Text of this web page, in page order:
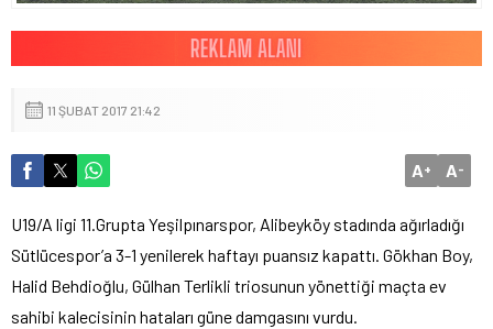
11 ŞUBAT 2017 21:42
A+ A-
U19/A ligi 11.Grupta Yeşilpınarspor, Alibeyköy stadında ağırladığı
Sütlücespor’a 3-1 yenilerek haftayı puansız kapattı. Gökhan Boy,
Halid Behdioğlu, Gülhan Terlikli triosunun yönettiği maçta ev
sahibi kalecisinin hataları güne damgasını vurdu.